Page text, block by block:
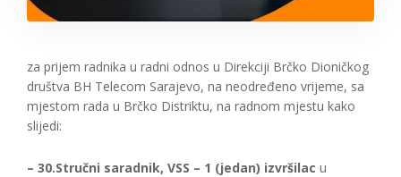
za prijem radnika u radni odnos u Direkciji Brčko Dioničkog
društva BH Telecom Sarajevo, na neodređeno vrijeme, sa
mjestom rada u Brčko Distriktu, na radnom mjestu kako
slijedi:
– 30.Stručni saradnik, VSS – 1 (jedan) izvršilac u